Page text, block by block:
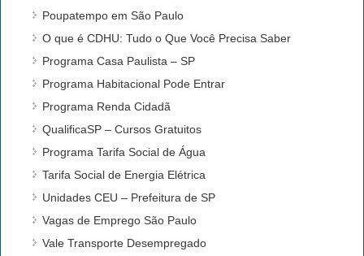
Poupatempo em São Paulo
O que é CDHU: Tudo o Que Você Precisa Saber
Programa Casa Paulista – SP
Programa Habitacional Pode Entrar
Programa Renda Cidadã
QualificaSP – Cursos Gratuitos
Programa Tarifa Social de Água
Tarifa Social de Energia Elétrica
Unidades CEU – Prefeitura de SP
Vagas de Emprego São Paulo
Vale Transporte Desempregado